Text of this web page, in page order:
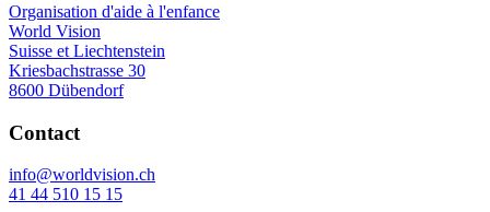
Organisation d'aide à l'enfance
World Vision
Suisse et Liechtenstein
Kriesbachstrasse 30
8600 Dübendorf
Contact
info@worldvision.ch
41 44 510 15 15